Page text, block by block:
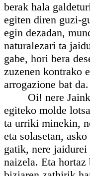
berak hala
egiten diren guzi-
egin dezadan,
naturalezari ta
gabe, hori bera
zuzenen kontrako
arrogazione bat da.
Oi! nere
egiteko molde
ta urriki minekin,
eta solasetan,
gatik, nere
naizela. Eta hortaz